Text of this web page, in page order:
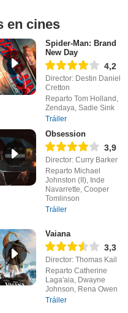
en cines
Spider-Man: Brand
New Day
4,2
Director: Destin Daniel
Cretton
Reparto Tom Holland,
Zendaya, Sadie Sink
Tráiler
Obsession
3,9
Director: Curry Barker
Reparto Michael
Johnston (II), Inde
Navarrette, Cooper
Tomlinson
Tráiler
Vaiana
3,3
Director: Thomas Kail
Reparto Catherine
Laga'aia, Dwayne
Johnson, Rena Owen
Tráiler